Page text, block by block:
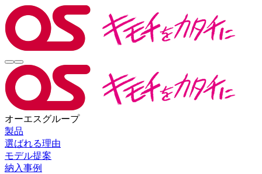
オーエスグループ
製品
選ばれる理由
モデル提案
納入事例